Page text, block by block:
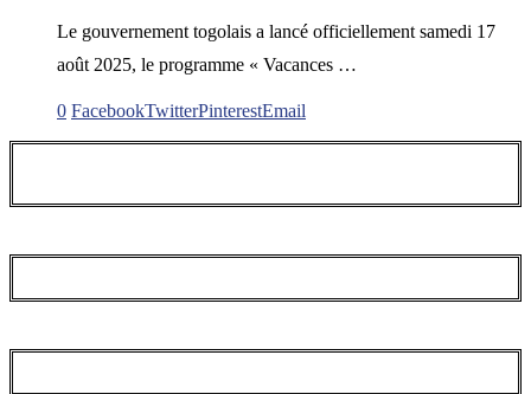
Le gouvernement togolais a lancé officiellement samedi 17
août 2025, le programme « Vacances …
0 FacebookTwitterPinterestEmail